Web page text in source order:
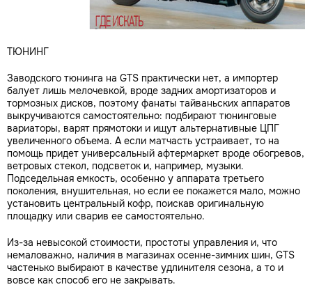
ТЮНИНГ
Заводского тюнинга на GTS практически нет, а импортер
балует лишь мелочевкой, вроде задних амортизаторов и
тормозных дисков, поэтому фанаты тайваньских аппаратов
выкручиваются самостоятельно: подбирают тюнинговые
вариаторы, варят прямотоки и ищут альтернативные ЦПГ
увеличенного объема. А если матчасть устраивает, то на
помощь придет универсальный афтермаркет вроде обогревов,
ветровых стекол, подсветок и, например, музыки.
Подседельная емкость, особенно у аппарата третьего
поколения, внушительная, но если ее покажется мало, можно
установить центральный кофр, поискав оригинальную
площадку или сварив ее самостоятельно.
Из-за невысокой стоимости, простоты управления и, что
немаловажно, наличия в магазинах осенне-зимних шин, GTS
частенько выбирают в качестве удлинителя сезона, а то и
вовсе как способ его не закрывать.